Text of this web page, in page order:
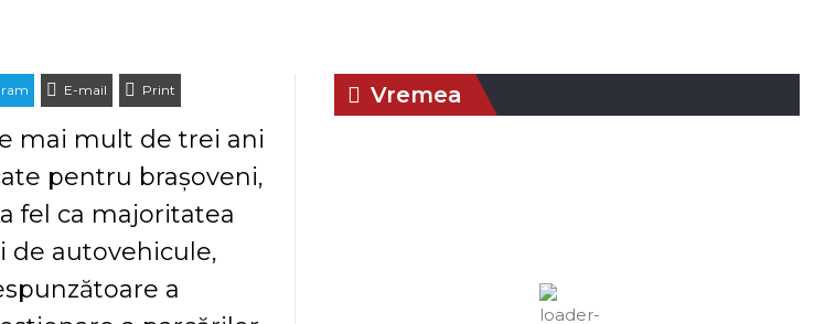
E-mail Print
mai mult de trei ani
pentru brașoveni,
fel ca majoritatea
de autovehicule,
a
Vremea